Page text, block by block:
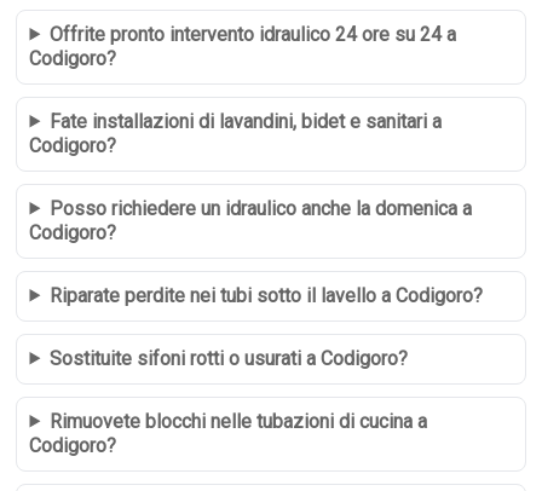
Offrite pronto intervento idraulico 24 ore su 24 a
Codigoro?
Fate installazioni di lavandini, bidet e sanitari a
Codigoro?
Posso richiedere un idraulico anche la domenica a
Codigoro?
Riparate perdite nei tubi sotto il lavello a Codigoro?
Sostituite sifoni rotti o usurati a Codigoro?
Rimuovete blocchi nelle tubazioni di cucina a
Codigoro?